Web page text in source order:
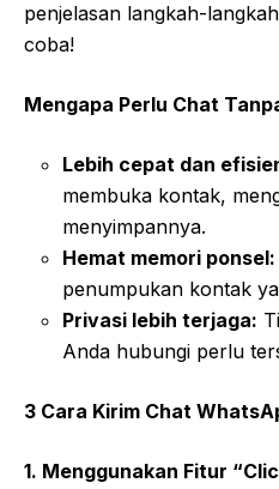
penjelasan langkah-
coba!
Mengapa Perlu Chat
Lebih cepat dan
membuka kontak,
menyimpannya.
Hemat memori ponsel:
penumpukan kontak
Privasi lebih terjaga:
Anda hubungi perlu
3 Cara Kirim Chat
1. Menggunakan Fitur